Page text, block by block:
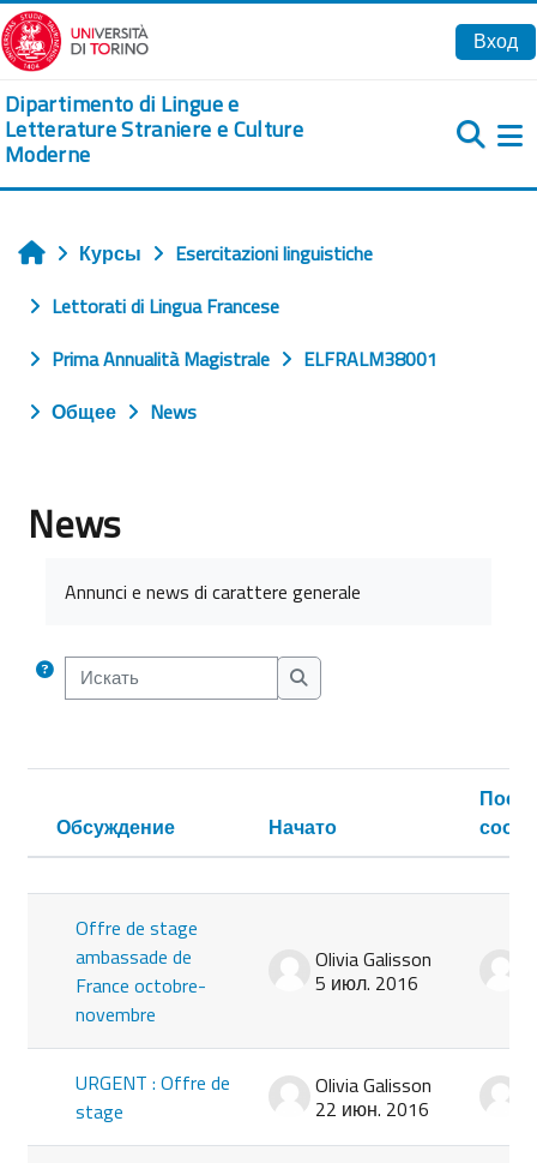
Перейти к основному содержанию
Вход
Dipartimento di Lingue e
Letterature Straniere e Culture
Moderne
Главная
Курсы
Esercitazioni linguistiche
Lettorati di Lingua Francese
Prima Annualità Magistrale
ELFRALM38001
Общее
News
News
Annunci e news di carattere generale
Искать
Искать
Список обсуждений. Показано 18
Статус
Обсуждение Начато
Offre de stage
ambassade de
France octobre-
novembre
Olivia Galisson
5 июл. 2016
URGENT : Offre de
stage
Olivia Galisson
22 июн. 2016